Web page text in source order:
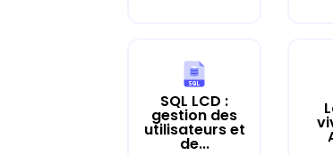
SQL LCD :
gestion des
utilisateurs et
de...